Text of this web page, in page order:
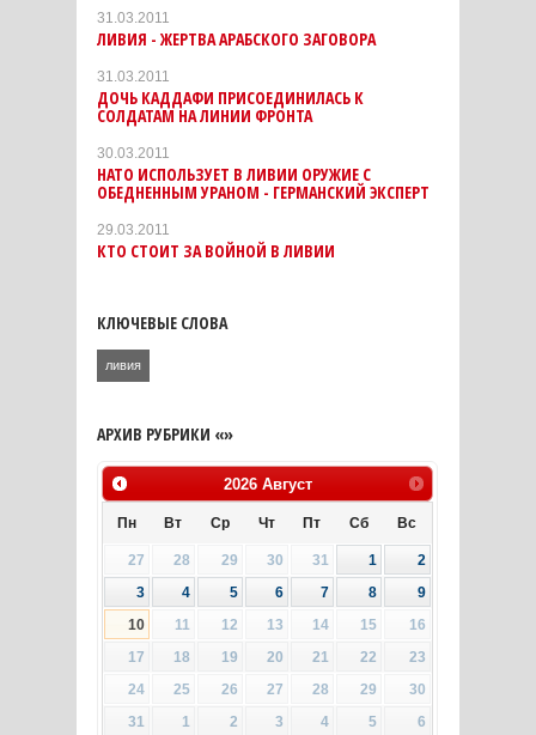
31.03.2011
ЛИВИЯ - ЖЕРТВА АРАБСКОГО ЗАГОВОРА
31.03.2011
ДОЧЬ КАДДАФИ ПРИСОЕДИНИЛАСЬ К
СОЛДАТАМ НА ЛИНИИ ФРОНТА
30.03.2011
НАТО ИСПОЛЬЗУЕТ В ЛИВИИ ОРУЖИЕ С
ОБЕДНЕННЫМ УРАНОМ - ГЕРМАНСКИЙ ЭКСПЕРТ
29.03.2011
КТО СТОИТ ЗА ВОЙНОЙ В ЛИВИИ
КЛЮЧЕВЫЕ СЛОВА
ливия
АРХИВ РУБРИКИ «»
2026 Август
Пн Вт Ср Чт Пт Сб Вс
27 28 29 30 31 1
2
3
4 5 6 7 8
9
10
11 12 13 14 15
16
17
18 19 20 21 22
23
24
25 26 27 28 29
30
31
1 2 3 4 5 6